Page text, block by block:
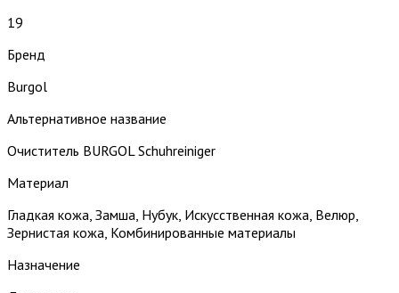
19
Бренд
Burgol
Альтернативное название
Очиститель BURGOL Schuhreiniger
Материал
Гладкая кожа, Замша, Нубук, Искусственная кожа, Велюр,
Зернистая кожа, Комбинированные материалы
Назначение